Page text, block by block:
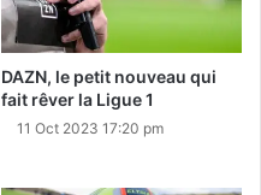
DAZN, le petit nouveau qui
fait rêver la Ligue 1
11 Oct 2023 17:20 pm